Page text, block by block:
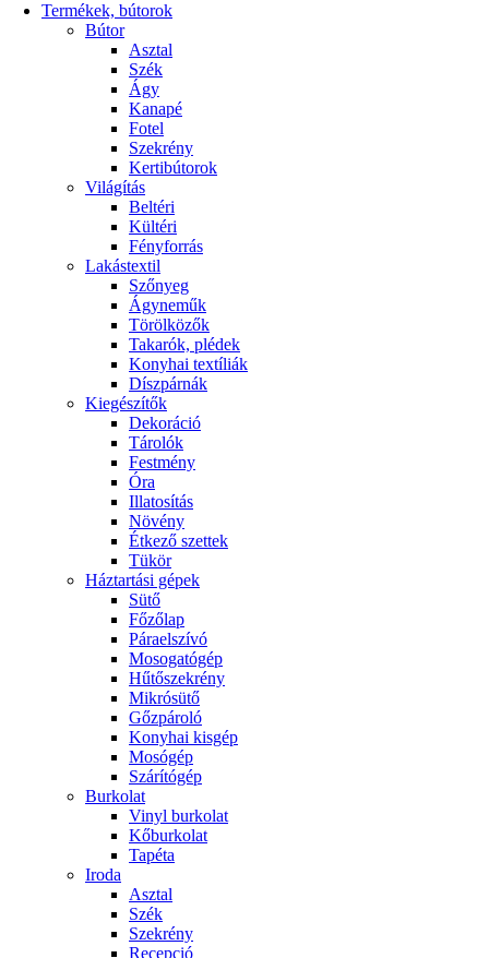
Termékek, bútorok
Bútor
Asztal
Szék
Ágy
Kanapé
Fotel
Szekrény
Kertibútorok
Világítás
Beltéri
Kültéri
Fényforrás
Lakástextil
Szőnyeg
Ágyneműk
Törölközők
Takarók, plédek
Konyhai textíliák
Díszpárnák
Kiegészítők
Dekoráció
Tárolók
Festmény
Óra
Illatosítás
Növény
Étkező szettek
Tükör
Háztartási gépek
Sütő
Főzőlap
Páraelszívó
Mosogatógép
Hűtőszekrény
Mikrósütő
Gőzpároló
Konyhai kisgép
Mosógép
Szárítógép
Burkolat
Vinyl burkolat
Kőburkolat
Tapéta
Iroda
Asztal
Szék
Szekrény
Recepció